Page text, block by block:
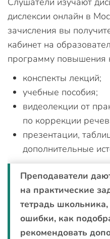
дислексии онлайн в
зачисления вы
кабинет на
программу повышения
конспекты лекций;
учебные пособия;
видеолекции от
по коррекции
презентации,
дополнительные
Преподаватели
на практические
тетрадь
ошибки, как
рекомендовать